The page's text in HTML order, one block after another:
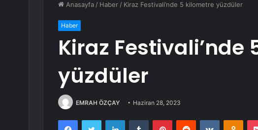
Anasayfa / Haber / Kiraz Festivali’nde 5 kilometre yüzdüler
Haber
Kiraz Festivali’nde
yüzdüler
EMRAH ÖZÇAY Haziran 28, 2023
FacebookTwitter LinkedInTumblr PinterestReddit VKontakte